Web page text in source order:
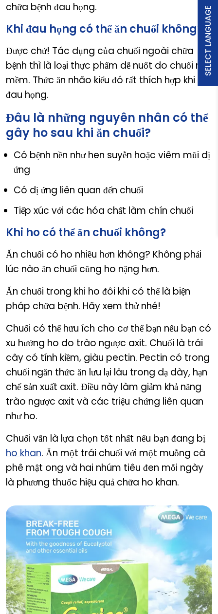
chữa bệnh đau họng.
Khi đau họng có thể ăn chuối không?
Được chứ! Tác dụng của chuối ngoài chữa
bệnh thì là loại thực phẩm dễ nuốt do chuối rất
mềm. Thức ăn nhão kiểu đó rất thích hợp khi
đau họng.
Đâu là những nguyên nhân có thể
gây ho sau khi ăn chuối?
Có bệnh nền như hen suyễn hoặc viêm mũi dị
ứng
Có dị ứng liên quan đến chuối
Tiếp xúc với các hóa chất làm chín chuối
Khi ho có thể ăn chuối không?
Ăn chuối có ho nhiều hơn không? Không phải
lúc nào ăn chuối cũng ho nặng hơn.
Ăn chuối trong khi ho đôi khi có thể là biện
pháp chữa bệnh. Hãy xem thử nhé!
Chuối có thể hữu ích cho cơ thể bạn nếu bạn có
xu hướng ho do trào ngược axit. Chuối là trái
cây có tính kiềm, giàu pectin. Pectin có trong
chuối ngăn thức ăn lưu lại lâu trong dạ dày, hạn
chế sản xuất axit. Điều này làm giảm khả năng
trào ngược axit và các triệu chứng liên quan
như ho.
Chuối vẫn là lựa chọn tốt nhất nếu bạn đang bị
ho khan. Ăn một trái chuối với một muỗng cà
phê mật ong và hai nhúm tiêu đen mỗi ngày
là phương thuốc hiệu quả chữa ho khan.
SELECT LANGUAGE